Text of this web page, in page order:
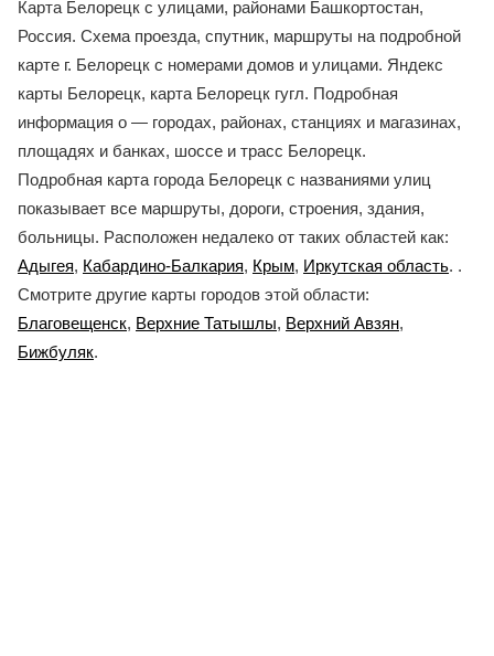
Карта Белорецк с улицами, районами Башкортостан,
Россия. Схема проезда, спутник, маршруты на подробной
карте г. Белорецк с номерами домов и улицами. Яндекс
карты Белорецк, карта Белорецк гугл. Подробная
информация о — городах, районах, станциях и магазинах,
площадях и банках, шоссе и трасс Белорецк.
Подробная карта города Белорецк с названиями улиц
показывает все маршруты, дороги, строения, здания,
больницы. Расположен недалеко от таких областей как:
Адыгея, Кабардино-Балкария, Крым, Иркутская область. .
Смотрите другие карты городов этой области:
Благовещенск, Верхние Татышлы, Верхний Авзян,
Бижбуляк.